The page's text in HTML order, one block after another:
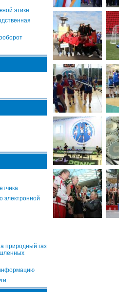
этике
электронной
природный газ